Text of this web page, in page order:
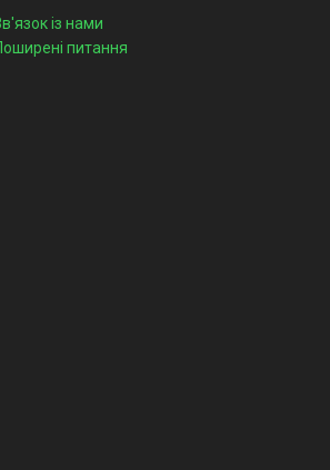
із нами
питання